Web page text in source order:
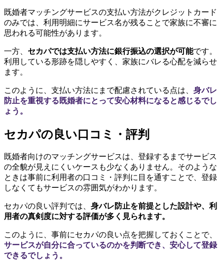
既婚者マッチングサービスの支払い方法がクレジットカード
のみでは、利用明細にサービス名が残ることで家族に不審に
思われる可能性があります。
一方、 セカパでは支払い方法に銀行振込の選択が可能です。
利用している形跡を隠しやすく、家族にバレる心配を減らせ
ます。
このように、支払い方法にまで配慮されている点は、 身バレ
防止を重視する既婚者にとって安心材料になると感じるでし
ょう。
セカパの良い口コミ・評判
既婚者向けのマッチングサービスは、登録するまでサービス
の全貌が見えにくいケースも少なくありません。そのような
ときは事前に利用者の口コミ・評判に目を通すことで、登録
しなくてもサービスの雰囲気がわかります。
セカパの良い評判では、 身バレ防止を前提とした設計や、利
用者の真剣度に対する評価が多く見られます。
このように、事前にセカパの良い点を把握しておくことで、
サービスが自分に合っているのかを判断でき、安心して登録
できるでしょう。